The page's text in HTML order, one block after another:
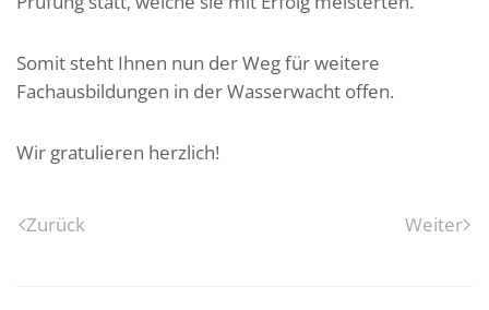
Somit steht Ihnen nun der Weg für weitere
Fachausbildungen in der Wasserwacht offen.
Wir gratulieren herzlich!
Zurück Weiter